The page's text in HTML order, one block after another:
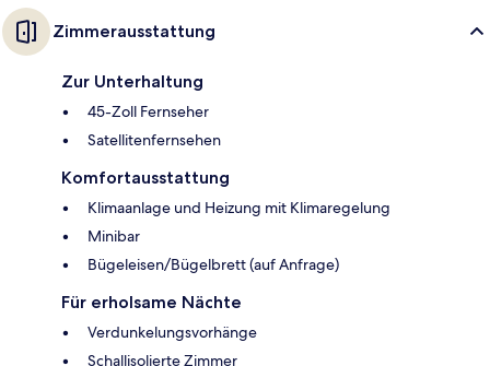
Zimmerausstattung
Zur Unterhaltung
45-Zoll Fernseher
Satellitenfernsehen
Komfortausstattung
Klimaanlage und Heizung mit Klimaregelung
Minibar
Bügeleisen/Bügelbrett (auf Anfrage)
Für erholsame Nächte
Verdunkelungsvorhänge
Schallisolierte Zimmer